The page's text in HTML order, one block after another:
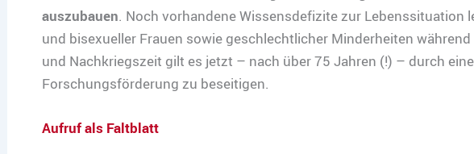
auszubauen. Noch vorhandene Wissensdefizite zur Lebenssituation
und bisexueller Frauen sowie geschlechtlicher Minderheiten während
und Nachkriegszeit gilt es jetzt – nach über 75 Jahren (!) – durch
Forschungsförderung zu beseitigen.
Aufruf als Faltblatt